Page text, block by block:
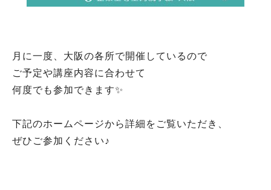
月に一度、大阪の各所で開催しているので
ご予定や講座内容に合わせて
何度でも参加できます✨
下記のホームページから詳細をご覧いただき、
ぜひご参加ください♪